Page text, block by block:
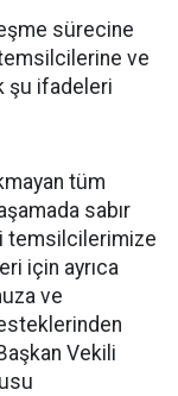
sürecine
ve
şu ifadeleri
tüm
sabır
temsilcilerimize
için ayrıca
ve
Vekili